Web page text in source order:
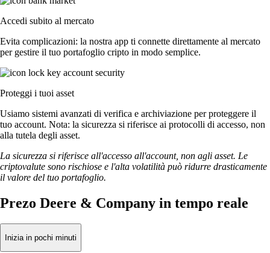
Accedi subito al mercato
Evita complicazioni: la nostra app ti connette direttamente al mercato
per gestire il tuo portafoglio cripto in modo semplice.
Proteggi i tuoi asset
Usiamo sistemi avanzati di verifica e archiviazione per proteggere il
tuo account. Nota: la sicurezza si riferisce ai protocolli di accesso, non
alla tutela degli asset.
La sicurezza si riferisce all'accesso all'account, non agli asset. Le
criptovalute sono rischiose e l'alta volatilità può ridurre drasticamente
il valore del tuo portafoglio.
Prezo Deere & Company in tempo reale
Inizia in pochi minuti